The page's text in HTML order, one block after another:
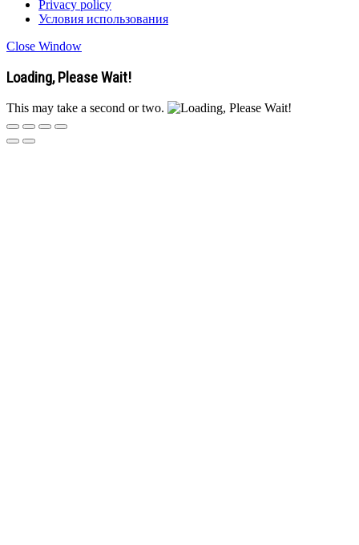
Privacy policy
Условия использования
Close Window
Loading, Please Wait!
This may take a second or two.